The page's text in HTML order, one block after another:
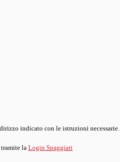
indicato con le istruzioni necessarie.
tramite la Login Spaggiari